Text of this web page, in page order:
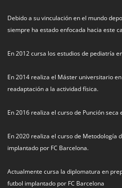
Debido a su vinculación en el mundo
siempre ha estado enfocada hacia este
En 2012 cursa los estudios de pediatría
En 2014 realiza el Máster universitario
readaptación a la actividad física.
En 2016 realiza el curso de Punción seca
En 2020 realiza el curso de Metodología
implantado por FC Barcelona.
Actualmente cursa la diplomatura en
futbol implantado por FC Barcelona